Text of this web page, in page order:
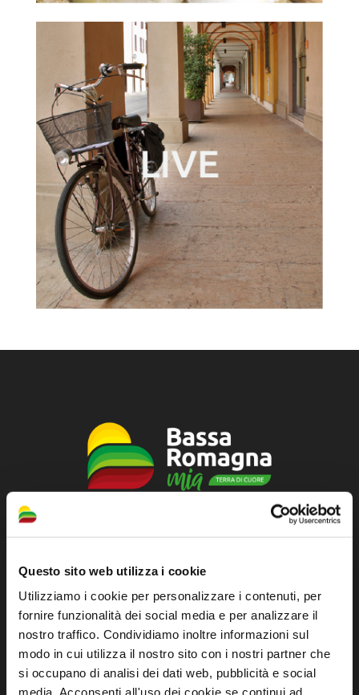
Questo sito web utilizza i cookie
Utilizziamo i cookie per personalizzare i contenuti, per
fornire funzionalità dei social media e per analizzare il
nostro traffico. Condividiamo inoltre informazioni sul
modo in cui utilizza il nostro sito con i nostri partner che
si occupano di analisi dei dati web, pubblicità e social
media. Acconsenti all'uso dei cookie se continui ad
Official tourist information site of the Union of
Piazza della Libertà, 13
48012 Bagnacavallo (RA)
Tel. +39 0545 280898
turismo@unione.labassaromagna.it
P.IVA e Cod. Fiscale 02291370399